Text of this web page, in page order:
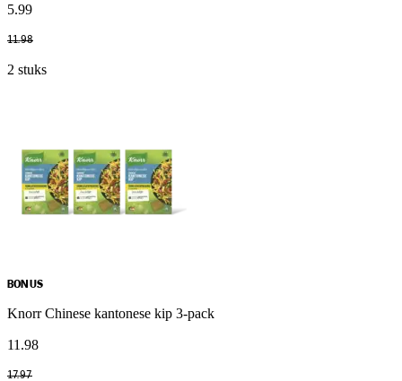
5.99
11.98
2 stuks
BONUS
Knorr Chinese kantonese kip 3-pack
11 .98
17.97